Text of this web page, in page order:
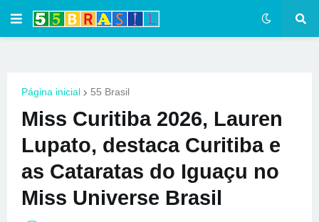
Página inicial 55 Brasil
Miss Curitiba 2026, Lauren
Lupato, destaca Curitiba e
as Cataratas do Iguaçu no
Miss Universe Brasil